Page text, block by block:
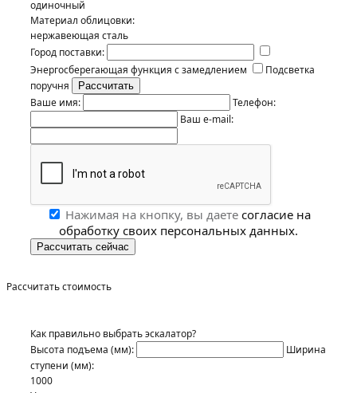
одиночный
Материал облицовки:
нержавеющая сталь
Город поставки:
Энергосберегающая функция с замедлением
Подсветка
поручня
Ваше имя:
Телефон:
Ваш e-mail:
Нажимая на кнопку, вы даете согласие на
обработку своих персональных данных.
Рассчитать стоимость
Как правильно выбрать эскалатор?
Высота подъема (мм):
Ширина
ступени (мм):
1000